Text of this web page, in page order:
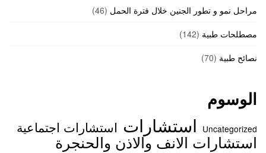
مراحل نمو و تطور الجنين خلال فترة الحمل (46)
مصطلحات طبية (142)
نصائح طبية (70)
الوسوم
Uncategorized استشارات استشارات اجتماعية
استشارات الانف والاذن والحنجرة